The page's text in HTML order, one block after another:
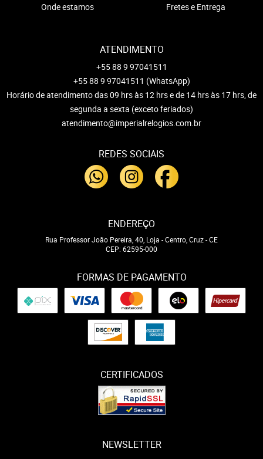
Onde estamos
Fretes e Entrega
ATENDIMENTO
+55 88 9 97041511
+55 88 9 97041511 (WhatsApp)
Horário de atendimento das 09 hrs às 12 hrs e de 14 hrs às 17 hrs, de
segunda a sexta (exceto feriados)
atendimento@imperialrelogios.com.br
REDES SOCIAIS
ENDEREÇO
Rua Professor João Pereira, 40, Loja -Centro, Cruz-CE
CEP: 62595-000
FORMAS DE PAGAMENTO
CERTIFICADOS
NEWSLETTER